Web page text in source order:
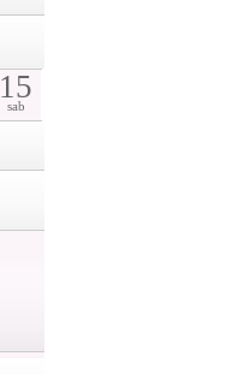
15
sab